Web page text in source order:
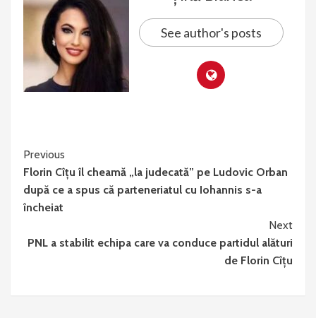
See author's posts
Continue
Reading
Previous
Florin Cîțu îl cheamă „la judecată” pe Ludovic Orban
după ce a spus că parteneriatul cu Iohannis s-a
încheiat
Next
PNL a stabilit echipa care va conduce partidul alături
de Florin Cîțu